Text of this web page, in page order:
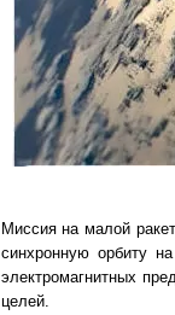
Миссия на малой
синхронную орбиту
электромагнитных
целей.